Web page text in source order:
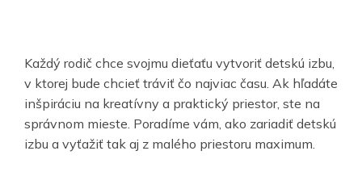
Každý rodič chce svojmu dieťaťu vytvoriť detskú izbu,
v ktorej bude chcieť tráviť čo najviac času. Ak hľadáte
inšpiráciu na kreatívny a praktický priestor, ste na
správnom mieste. Poradíme vám, ako zariadiť detskú
izbu a vyťažiť tak aj z malého priestoru maximum.